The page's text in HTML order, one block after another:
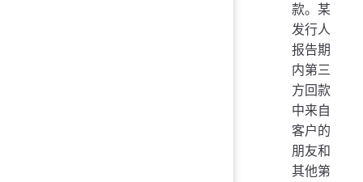
款。某
发行人
报告期
内第三
方回款
中来自
客户的
朋友和
其他第